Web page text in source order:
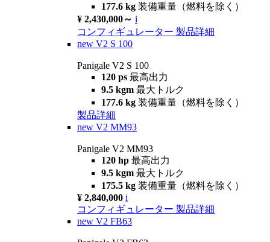
177.6 kg 装備重量（燃料を除く）
¥ 2,430,000～ i
コンフィギュレーター 製品詳細
new V2 S 100
Panigale V2 S 100
120 ps 最高出力
9.5 kgm 最大トルク
177.6 kg 装備重量（燃料を除く）
製品詳細
new V2 MM93
Panigale V2 MM93
120 hp 最高出力
9.5 kgm 最大トルク
175.5 kg 装備重量（燃料を除く）
¥ 2,840,000 i
コンフィギュレーター 製品詳細
new V2 FB63